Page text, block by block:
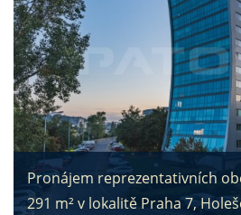
Pronájem reprezentativních
291 m² v lokalitě Praha 7,